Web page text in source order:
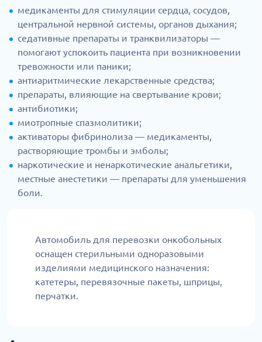
медикаменты для стимуляции сердца, сосудов,
центральной нервной системы, органов дыхания;
седативные препараты и транквилизаторы —
помогают успокоить пациента при возникновении
тревожности или паники;
антиаритмические лекарственные средства;
препараты, влияющие на свертывание крови;
антибиотики;
миотропные спазмолитики;
активаторы фибринолиза — медикаменты,
растворяющие тромбы и эмболы;
наркотические и ненаркотические анальгетики,
местные анестетики — препараты для уменьшения
боли.
Автомобиль для перевозки онкобольных
оснащен стерильными одноразовыми
изделиями медицинского назначения:
катетеры, перевязочные пакеты, шприцы,
перчатки.